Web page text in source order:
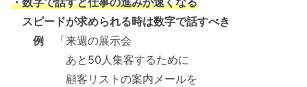
スピードが求められる時は数字で話すべき
例
「来週の展示会
あと50人集客するために
顧客リストの案内メールを